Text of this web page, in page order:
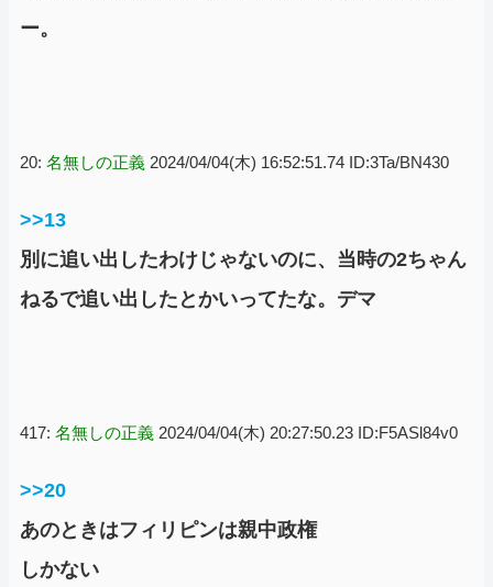
ー。
20: 名無しの正義 2024/04/04(木) 16:52:51.74 ID:3Ta/BN430
>>13
別に追い出したわけじゃないのに、当時の2ちゃん
ねるで追い出したとかいってたな。デマ
417: 名無しの正義 2024/04/04(木) 20:27:50.23 ID:F5ASl84v0
>>20
あのときはフィリピンは親中政権
しかない